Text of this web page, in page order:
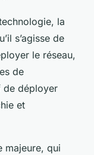
, la
s’agisse de
le réseau,
de
de déployer
et
majeure, qui